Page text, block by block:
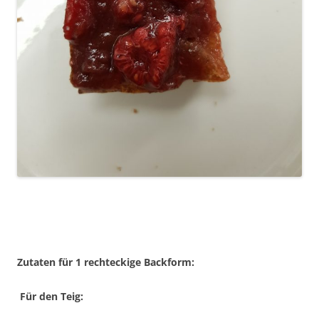
Zutaten für 1 rechteckige Backform:
Für den Teig: